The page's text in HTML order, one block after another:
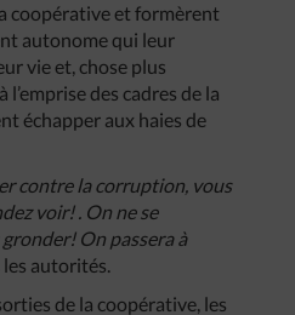
coopérative et formèrent
autonome qui leur
vie et, chose plus
des cadres de la
échapper aux haies de
contre lacorruption, vous
voir!. On nese
gronder! On passeraà
autorités.
de la coopérative, les